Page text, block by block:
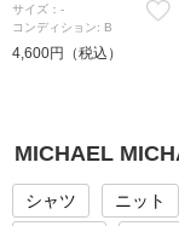
サイズ：-
コンディション: B
4,600円（税込）
MICHAEL
シャツ ニット